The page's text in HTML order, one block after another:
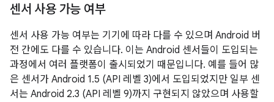
센서 사용 가능 여부
센서 사용 가능 여부는 기기에 따라 다를 수 있으며 Android 버
전 간에도 다를 수 있습니다. 이는 Android 센서들이 도입되는
과정에서 여러 플랫폼이 출시되었기 때문입니다. 예를 들어 많
은 센서가 Android 1.5 (API 레벨 3)에서 도입되었지만 일부 센
서는 Android 2.3 (API 레벨 9)까지 구현되지 않았으며 사용할